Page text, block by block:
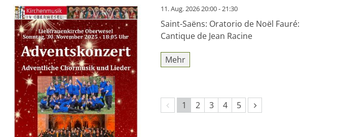
11. Aug. 2026 20:00 - 21:30
Saint-Saëns: Oratorio de Noël Fauré:
Cantique de Jean Racine
Mehr
Vorherige Seite
1 2 3 4 5 Nächste Seite